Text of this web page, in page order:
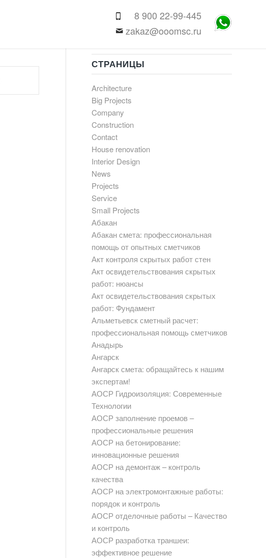
8 900 22-99-445
zakaz@ooomsc.ru
СТРАНИЦЫ
Architecture
Big Projects
Company
Construction
Contact
House renovation
Interior Design
News
Projects
Service
Small Projects
Абакан
Абакан смета: профессиональная
помощь от опытных сметчиков
Акт контроля скрытых работ стен
Акт освидетельствования скрытых
работ: нюансы
Акт освидетельствования скрытых
работ: Фундамент
Альметьевск сметный расчет:
профессиональная помощь сметчиков
Анадырь
Ангарск
Ангарск смета: обращайтесь к нашим
экспертам!
АОСР Гидроизоляция: Современные
Технологии
АОСР заполнение проемов –
профессиональные решения
АОСР на бетонирование:
инновационные решения
АОСР на демонтаж – контроль
качества
АОСР на электромонтажные работы:
порядок и контроль
АОСР отделочные работы – Качество
и контроль
АОСР разработка траншеи:
эффективное решение